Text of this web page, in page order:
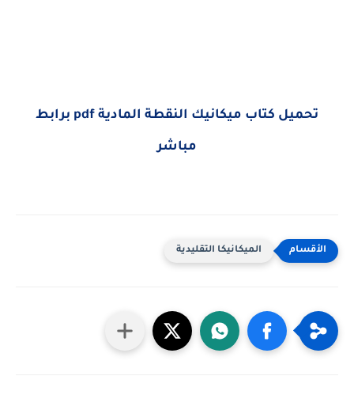
تحميل كتاب ميكانيك النقطة المادية pdf برابط
مباشر
الميكانيكا التقليدية